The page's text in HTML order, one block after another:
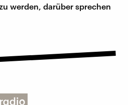
werden, darüber sprechen